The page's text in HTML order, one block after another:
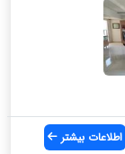
اطلاعات بیشتر